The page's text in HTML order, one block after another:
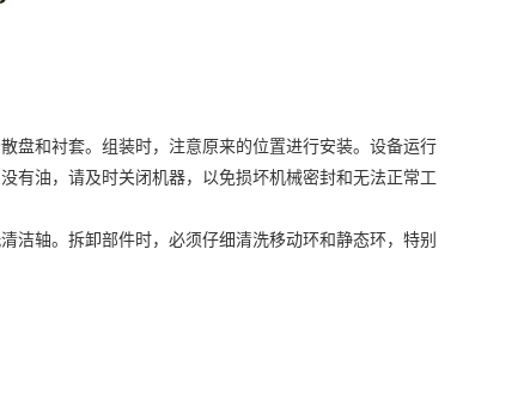
和衬套。组装时，注意原来的位置进行安装。设备运行
有油，请及时关闭机器，以免损坏机械密封和无法正常工
轴。拆卸部件时，必须仔细清洗移动环和静态环，特别